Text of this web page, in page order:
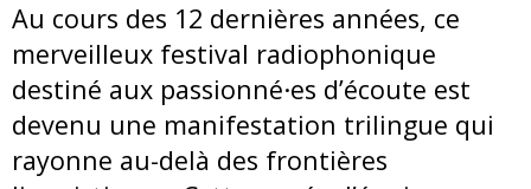
Au cours des 12 dernières années, ce
merveilleux festival radiophonique
destiné aux passionné·es d’écoute est
devenu une manifestation trilingue qui
rayonne au-delà des frontières